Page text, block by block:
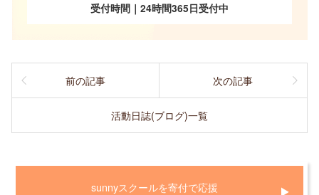
受付時間｜24時間365日受付中
前の記事
活動日誌(ブログ)一覧
次の記事
sunnyスクールを寄付で応援